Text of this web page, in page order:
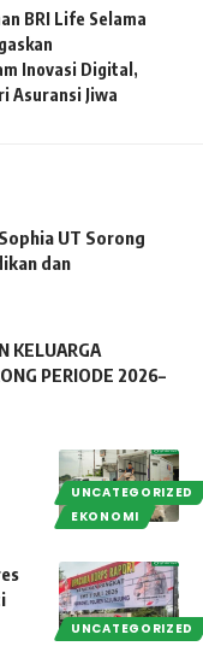
BRI Life Selama
Inovasi Digital,
Asuransi Jiwa
UT Sorong
dan
KELUARGA
PERIODE 2026–
UNCATEGORIZED
EKONOMI
UNCATEGORIZED